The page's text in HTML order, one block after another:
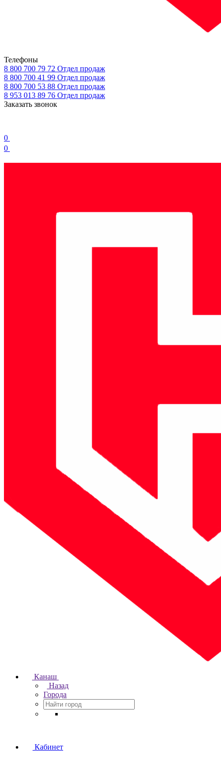
Телефоны
8 800 700 79 72 Отдел продаж
8 800 700 41 99 Отдел продаж
8 800 700 53 88 Отдел продаж
8 953 013 89 76 Отдел продаж
Заказать звонок
0
0
Канаш
Назад
Города
Кабинет